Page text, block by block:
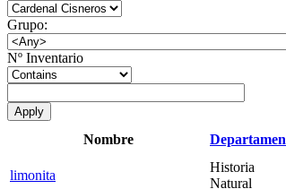
Grupo:
Nº Inventario
Nombre
limonita
Historia
Natural